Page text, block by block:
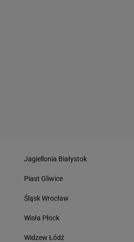
Jagiellonia Białystok
Piast Gliwice
Śląsk Wrocław
Wisła Płock
Widzew Łódź